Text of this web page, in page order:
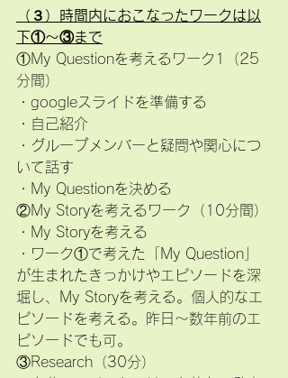
（３）時間内におこなったワークは以
下①～③まで
①My Questionを考えるワーク1（25
分間）
・googleスライドを準備する
・自己紹介
・グループメンバーと疑問や関心につ
いて話す
・My Questionを決める
②My Storyを考えるワーク（10分間）
・My Storyを考える
・ワーク①で考えた「My Question」
が生まれたきっかけやエピソードを深
堀し、My Storyを考える。個人的なエ
ピソードを考える。昨日～数年前のエ
ピソードでも可。
③Research（30分）